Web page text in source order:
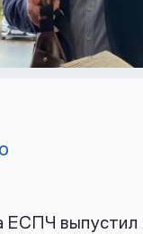
ЕСПЧ выпустил